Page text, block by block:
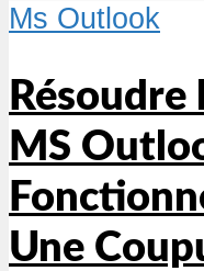
Ms Outlook
MS
Une